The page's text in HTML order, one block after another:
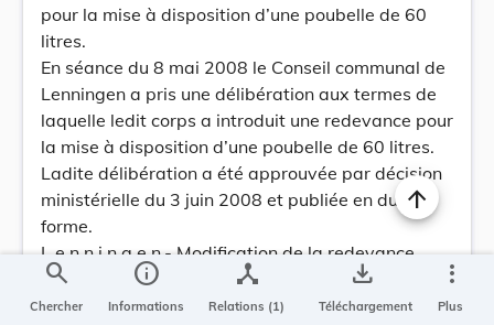
pour la mise à disposition d’une poubelle de 60
litres.
En séance du 8 mai 2008 le Conseil communal de
Lenningen a pris une délibération aux termes de
laquelle ledit corps a introduit une redevance pour
la mise à disposition d’une poubelle de 60 litres.
Ladite délibération a été approuvée par décision
ministérielle du 3 juin 2008 et publiée en due
forme.
L e n n i n g e n.- Modification de la redevance
annuelle à percevoir pour l’entretien du réseau de
télédistribution.
search
Chercher
info
Informations
device_hub
Relations (1)
save_alt
Téléchargement
more_vert
Plus